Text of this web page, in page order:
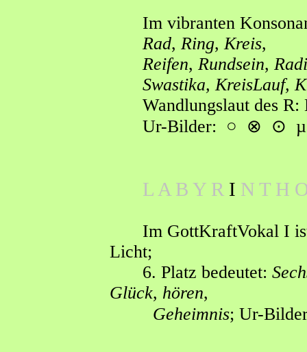
Im vibranten
Rad, Ring, Kreis,
Reifen, Rundsein,
Swastika, KreisLauf,
Wandlungslaut des R:
Ur-Bilder:
○ ⊗ ⊙ µ
L A B Y R I N T H
Im GottKraftVokal I
Licht;
6. Platz bedeutet:
Glück, hören,
Geheimnis; Ur-